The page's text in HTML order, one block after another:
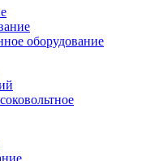
оборудование